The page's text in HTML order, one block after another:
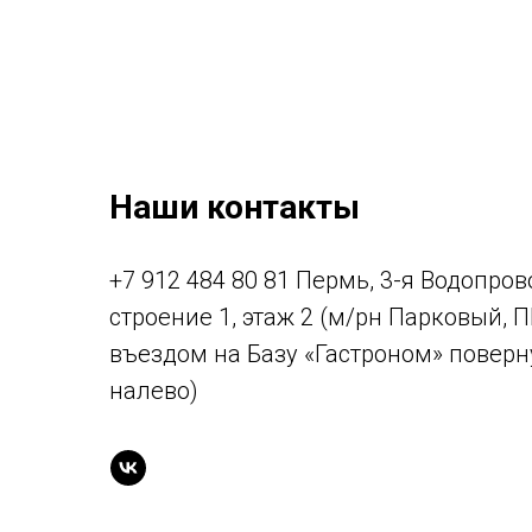
Наши контакты
+7 912 484 80 81 Пермь, 3-я
строение 1, этаж 2 (м/рн Парковый,
въездом на Базу «Гастроном»
налево)